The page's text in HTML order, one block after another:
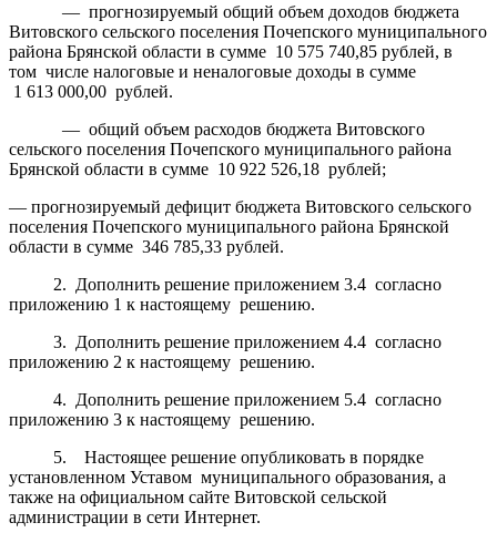
— прогнозируемый общий объем доходов бюджета
Витовского сельского поселения Почепского муниципального
района Брянской области в сумме 10 575 740,85 рублей, в
том числе налоговые и неналоговые доходы в сумме
1 613 000,00 рублей.
— общий объем расходов бюджета Витовского
сельского поселения Почепского муниципального района
Брянской области в сумме 10 922 526,18 рублей;
— прогнозируемый дефицит бюджета Витовского сельского
поселения Почепского муниципального района Брянской
области в сумме 346 785,33 рублей.
2. Дополнить решение приложением 3.4 согласно
приложению 1 к настоящему решению.
3. Дополнить решение приложением 4.4 согласно
приложению 2 к настоящему решению.
4. Дополнить решение приложением 5.4 согласно
приложению 3 к настоящему решению.
5. Настоящее решение опубликовать в порядке
установленном Уставом муниципального образования, а
также на официальном сайте Витовской сельской
администрации в сети Интернет.